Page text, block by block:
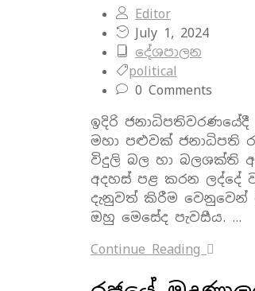
Editor
July 1, 2024
දේශපාලන
political
0 Comments
ඉදිරි
මහා පළුවක් ජනාධිපති
විදුලි බල හා බලශක්ති
අදහස් පළ කරන ලද්දේ
දැනුවත් කිරීම
ඔහු මෙසේද පැවසීය. …
Continue Reading